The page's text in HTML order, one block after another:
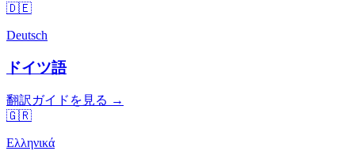
🇩🇪
Deutsch
ドイツ語
翻訳ガイドを見る →
🇬🇷
Ελληνικά